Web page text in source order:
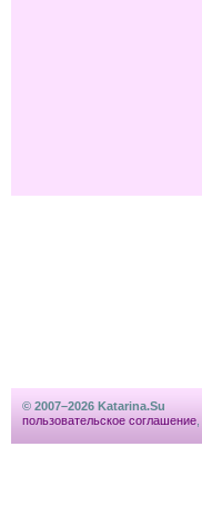
© 2007–2026 Katarina.Su
пользовательское соглашение